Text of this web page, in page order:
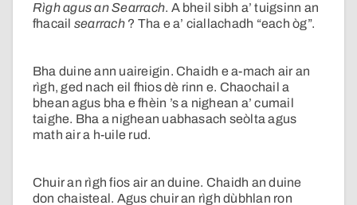
Rìgh agus an Searrach. A bheil sibh a’ tuigsinn an
fhacail searrach? Tha e a’ ciallachadh “each òg”.
Bha duine ann uaireigin. Chaidh e a-mach air an
rìgh, ged nach eil fhios dè rinn e. Chaochail a
bhean agus bha e fhèin ’s a nighean a’ cumail
taighe. Bha a nighean uabhasach seòlta agus
math air a h-uile rud.
Chuir an rìgh fios air an duine. Chaidh an duine
don chaisteal. Agus chuir an rìgh dùbhlan ron